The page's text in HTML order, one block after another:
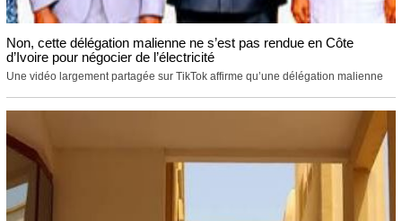
Non, cette délégation malienne ne s’est pas rendue en Côte
d’Ivoire pour négocier de l’électricité
Une vidéo largement partagée sur TikTok affirme qu’une délégation malienne